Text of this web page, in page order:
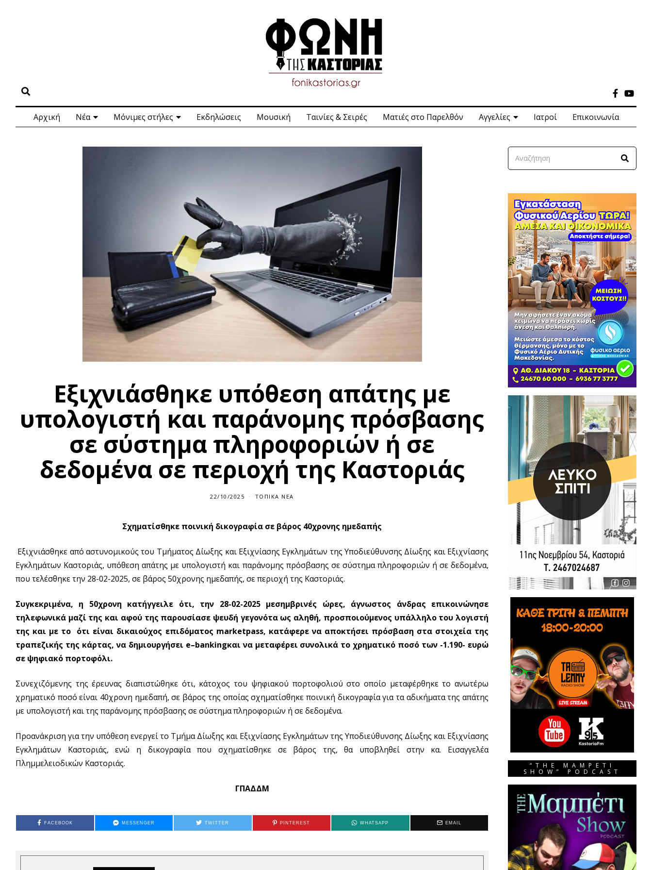
Αρχική Νέα Μόνιμες στήλες Εκδηλώσεις Μουσική Ταινίες & Σειρές Ματιές στο Παρελθόν Αγγελίες Ιατροί Επικοινωνία
Εξιχνιάσθηκε υπόθεση απάτης με
υπολογιστή και παράνομης πρόσβασης
σε σύστημα πληροφοριών ή σε
δεδομένα σε περιοχή της Καστοριάς
22/10/2025 ΤΟΠΙΚΆ ΝΈΑ
Σχηματίσθηκε ποινική δικογραφία σε βάρος 40χρονης ημεδαπής
Εξιχνιάσθηκε από αστυνομικούς του Τμήματος Δίωξης και Εξιχνίασης Εγκλημάτων της Υποδιεύθυνσης Δίωξης και Εξιχνίασης
Εγκλημάτων Καστοριάς, υπόθεση απάτης με υπολογιστή και παράνομης πρόσβασης σε σύστημα πληροφοριών ή σε δεδομένα,
που τελέσθηκε την 28-02-2025, σε βάρος 50χρονης ημεδαπής, σε περιοχή της Καστοριάς.
Συγκεκριμένα, η 50χρονη κατήγγειλε ότι, την 28-02-2025 μεσημβρινές ώρες, άγνωστος άνδρας επικοινώνησε
τηλεφωνικά μαζί της και αφού της παρουσίασε ψευδή γεγονότα ως αληθή, προσποιούμενος υπάλληλο του λογιστή
της και με το ότι είναι δικαιούχος επιδόματος marketpass, κατάφερε να αποκτήσει πρόσβαση στα στοιχεία της
τραπεζικής της κάρτας, να δημιουργήσει e–bankingκαι να μεταφέρει συνολικά το χρηματικό ποσό των -1.190- ευρώ
σε ψηφιακό πορτοφόλι.
Συνεχιζόμενης της έρευνας διαπιστώθηκε ότι, κάτοχος του ψηφιακού πορτοφολιού στο οποίο μεταφέρθηκε το ανωτέρω
χρηματικό ποσό είναι 40χρονη ημεδαπή, σε βάρος της οποίας σχηματίσθηκε ποινική δικογραφία για τα αδικήματα της απάτης
με υπολογιστή και της παράνομης πρόσβασης σε σύστημα πληροφοριών ή σε δεδομένα.
Προανάκριση για την υπόθεση ενεργεί το Τμήμα Δίωξης και Εξιχνίασης Εγκλημάτων της Υποδιεύθυνσης Δίωξης και Εξιχνίασης
Εγκλημάτων Καστοριάς, ενώ η δικογραφία που σχηματίσθηκε σε βάρος της, θα υποβληθεί στην κα. Εισαγγελέα
Πλημμελειοδικών Καστοριάς.
ΓΠΑΔΔΜ
FACEBOOK MESSENGER TWITTER PINTEREST WHATSAPP EMAIL
“THE MAMPETI
SHOW” PODCAST